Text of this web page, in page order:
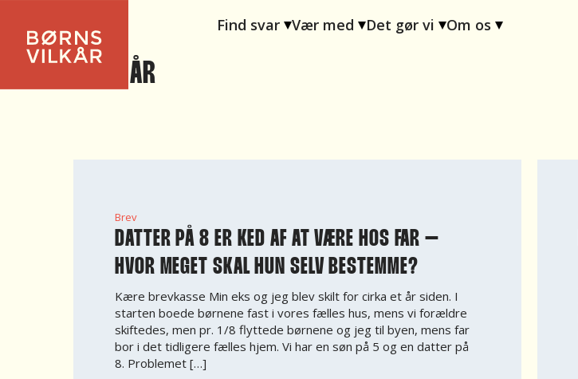
Find svar Vær med Det gør vi Om os
6 - 9 ÅR
Brev
DATTER PÅ 8 ER KED AF AT VÆRE HOS FAR –
HVOR MEGET SKAL HUN SELV BESTEMME?
Kære brevkasse Min eks og jeg blev skilt for cirka et år siden. I
starten boede børnene fast i vores fælles hus, mens vi forældre
skiftedes, men pr. 1/8 flyttede børnene og jeg til byen, mens far
bor i det tidligere fælles hjem. Vi har en søn på 5 og en datter på
8. Problemet […]